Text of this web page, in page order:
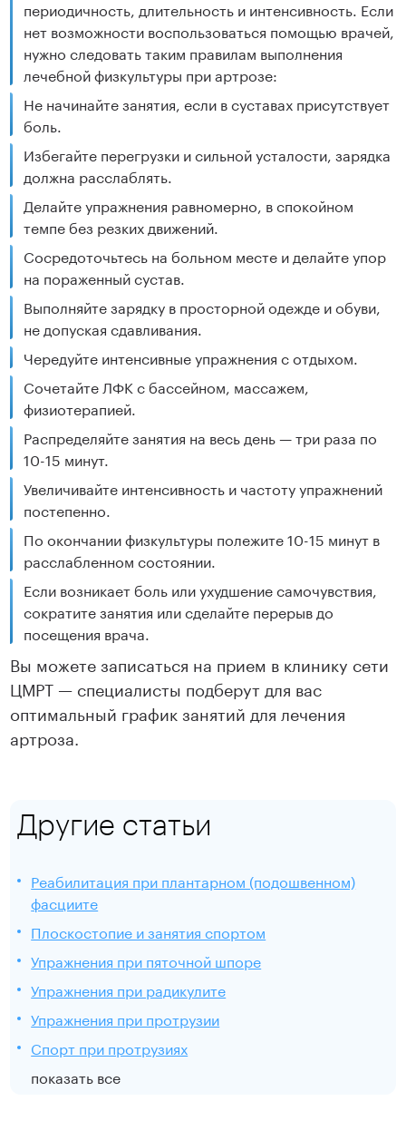
периодичность, длительность и интенсивность. Если
нет возможности воспользоваться помощью врачей,
нужно следовать таким правилам выполнения
лечебной физкультуры при артрозе:
Не начинайте занятия, если в суставах присутствует
боль.
Избегайте перегрузки и сильной усталости, зарядка
должна расслаблять.
Делайте упражнения равномерно, в спокойном
темпе без резких движений.
Сосредоточьтесь на больном месте и делайте упор
на пораженный сустав.
Выполняйте зарядку в просторной одежде и обуви,
не допуская сдавливания.
Чередуйте интенсивные упражнения с отдыхом.
Сочетайте ЛФК с бассейном, массажем,
физиотерапией.
Распределяйте занятия на весь день — три раза по
10-15 минут.
Увеличивайте интенсивность и частоту упражнений
постепенно.
По окончании физкультуры полежите 10-15 минут в
расслабленном состоянии.
Если возникает боль или ухудшение самочувствия,
сократите занятия или сделайте перерыв до
посещения врача.
Вы можете записаться на прием в клинику сети
ЦМРТ — специалисты подберут для вас
оптимальный график занятий для лечения
артроза.
Другие статьи
Реабилитация при плантарном (подошвенном)
фасциите
Плоскостопие и занятия спортом
Упражнения при пяточной шпоре
Упражнения при радикулите
Упражнения при протрузии
Спорт при протрузиях
показать все